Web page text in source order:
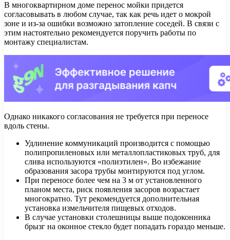
В многоквартирном доме перенос мойки придется
согласовывать в любом случае, так как речь идет о мокрой
зоне и из-за ошибки возможно затопление соседей. В связи с
этим настоятельно рекомендуется поручить работы по
монтажу специалистам.
Однако никакого согласования не требуется при переносе
вдоль стены.
Удлинение коммуникаций производится с помощью
полипропиленовых или металлопластиковых труб, для
слива используются «полиэтилен». Во избежание
образования засора трубы монтируются под углом.
При переносе более чем на 3 м от установленного
планом места, риск появления засоров возрастает
многократно. Тут рекомендуется дополнительная
установка измельчителя пищевых отходов.
В случае установки столешницы выше подоконника
брызг на оконное стекло будет попадать гораздо меньше.